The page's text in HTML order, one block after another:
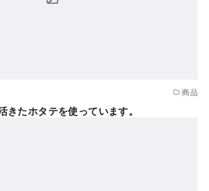
商品
きたホタテを使っています。